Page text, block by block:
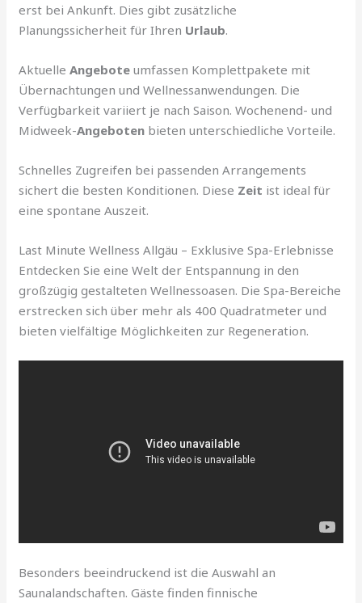
erst bei Ankunft. Dies gibt zusätzliche
Planungssicherheit für Ihren Urlaub.
AktuelleAngebote umfassen Komplettpakete mit
Übernachtungen und Wellnessanwendungen. Die
Verfügbarkeit variiert je nach Saison. Wochenend- und
Midweek-Angeboten bieten unterschiedliche Vorteile.
Schnelles Zugreifen bei passenden Arrangements
sichert die besten Konditionen. Diese Zeit ist ideal für
eine spontane Auszeit.
Last Minute Wellness Allgäu – Exklusive Spa-Erlebnisse
Entdecken Sie eine Welt der Entspannung in den
großzügig gestalteten Wellnessoasen. Die Spa-Bereiche
erstrecken sich über mehr als 400 Quadratmeter und
bieten vielfältige Möglichkeiten zur Regeneration.
Besonders beeindruckend ist die Auswahl an
Saunalandschaften. Gäste finden finnische